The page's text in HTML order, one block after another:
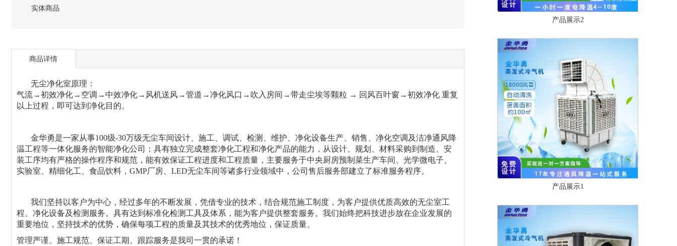
实体商品
商品详情
无尘净化室原理：
气流→初效净化→空调→中效净化→风机送风→管道→净化风口→吹入房间→带走尘埃等颗粒 → 回风百叶窗→初效净化 重复
以上过程，即可达到净化目的。
金华勇是一家从事100级-30万级无尘车间设计、施工、调试、检测、维护、净化设备生产、销售、净化空调及洁净通风降
温工程等一体化服务的智能净化公司； 具有独立完成整套净化工程和净化产品的能力，从设计、规划、材料采购到制造、安
装工序均有严格的操作程序和规范，能有效保证工程进度和工程质量，主要服务于中央厨房预制菜生产车间、光学微电子、
实验室、精细化工、食品饮料，GMP厂房、LED无尘车间等诸多行业领域中，公司售后服务部建立了标准服务程序。
我们坚持以客户为中心，经过多年的不断发展，凭借专业的技术，结合规范施工制度，为客户提供优质高效的无尘室工
程、净化设备及检测服务。具有达到标准化检测工具及体系，能为客户提供整套服务。我们始终把科技进步放在企业发展的
重要地位，坚持技术的优势，确保每项工程的质量及其技术的优秀地位，保证质量、
管理严谨、施工规范、保证工期、跟踪服务是我司一贯的承诺！
产品展示2
产品展示1